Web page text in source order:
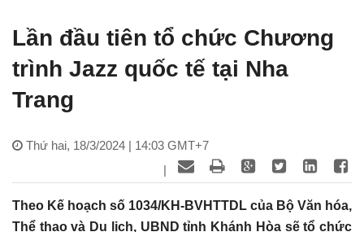
Lần đầu tiên tổ chức Chương
trình Jazz quốc tế tại Nha
Trang
Thứ hai, 18/3/2024 | 14:03 GMT+7
|
Theo Kế hoạch số 1034/KH-BVHTTDL của Bộ Văn hóa,
Thể thao và Du lịch, UBND tỉnh Khánh Hòa sẽ tổ chức